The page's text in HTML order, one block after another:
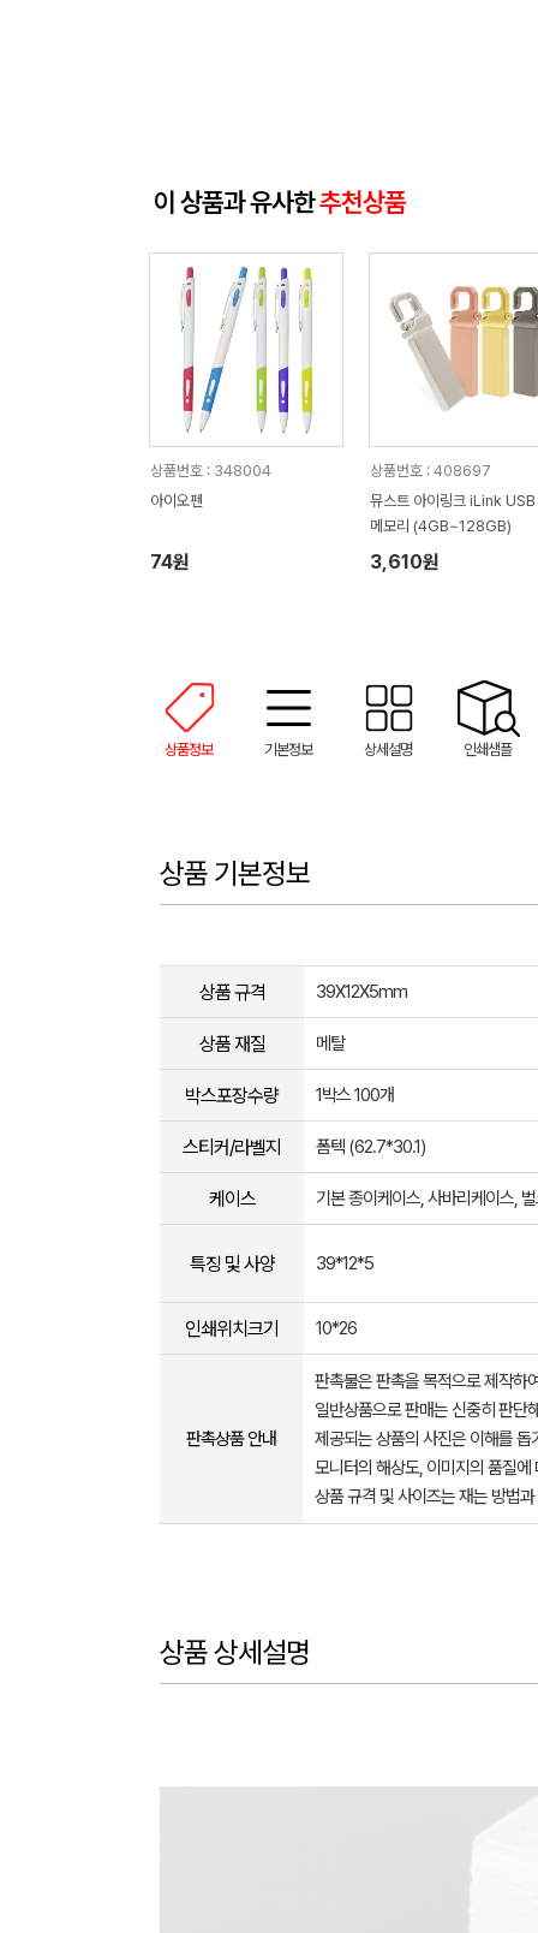
이 상품과 유사한추천상품
상품번호 : 348004
아이오펜
74원
상품번호 : 408697
뮤스트 아이링크 iLink
메모리 (4GB~128GB)
3,610원
상품정보 기본정보 상세설명 인쇄샘플
상품 기본정보
상품 규격 39X12X5mm
상품 재질 메탈
박스포장수량 1박스 100개
스티커/라벨지 폼텍 (62.7*30.1)
케이스 기본 종이케이스, 사바리케이스,
특징 및 사양 39*12*5
인쇄위치크기 10*26
판촉상품 안내
판촉물은 판촉을 목적으로 제작하
일반상품으로 판매는 신중히 판단
제공되는 상품의 사진은 이해를
모니터의 해상도, 이미지의 품질
상품 규격 및 사이즈는 재는 방법
상품 상세설명